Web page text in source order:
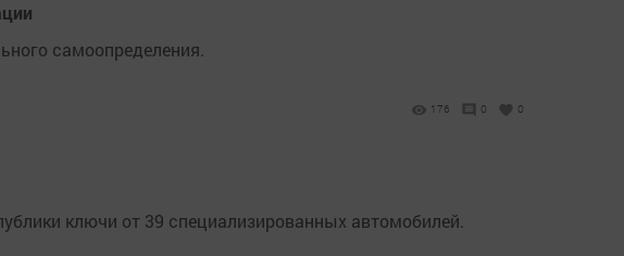
самоопределения.
176 0 0
ключи от 39 специализированных автомобилей.